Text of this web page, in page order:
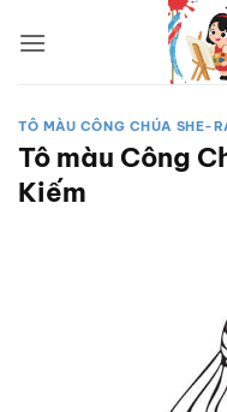
qua
TÔ MÀU CÔNG CHÚA SHE-
Tô màu Công
Kiếm